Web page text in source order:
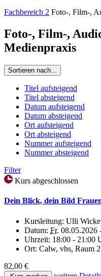
Fachbereich 2 Foto-, Film-,
Foto-, Film-,
Medienpraxis
Sortieren nach...
Titel aufsteigend
Titel absteigend
Datum aufsteigend
Datum absteigend
Ort aufsteigend
Ort absteigend
Nummer aufsteigend
Nummer absteigend
Filter
Kurs abgeschlossen
Dein Blick, dein Bild
Kursleitung: Ulli Wicke
Datum: Fr. 08.05.2026
Uhrzeit: 18:00 - 21:00
Ort: Calw, vhs, Raum
82,00 €